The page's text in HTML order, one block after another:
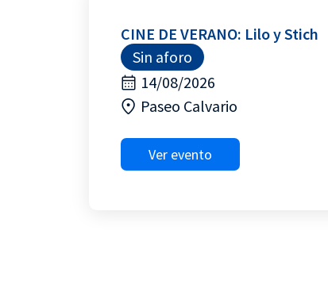
CINE DE VERANO: Lilo y Stich
Sin aforo
14/08/2026
Paseo Calvario
Ver evento